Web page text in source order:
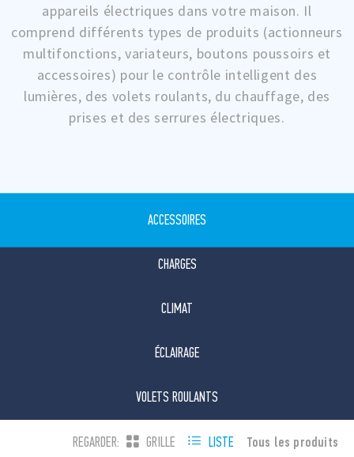
appareils électriques dans votre maison. Il
comprend différents types de produits (actionneurs
multifonctions, variateurs, boutons poussoirs et
accessoires) pour le contrôle intelligent des
lumières, des volets roulants, du chauffage, des
prises et des serrures électriques.
ACCESSOIRES
CHARGES
CLIMAT
ÉCLAIRAGE
VOLETS ROULANTS
REGARDER: GRILLE LISTE Tous les produits